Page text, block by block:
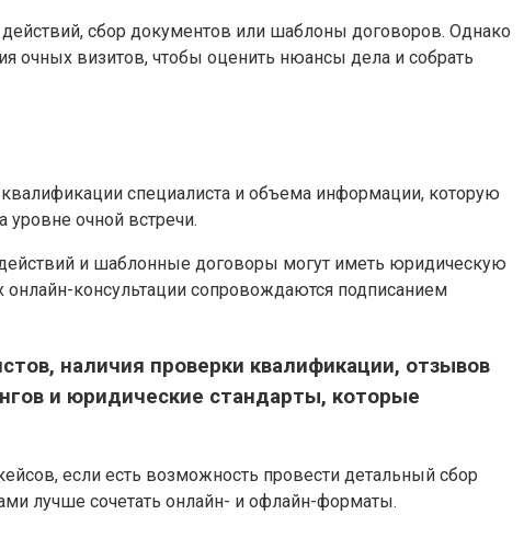
сбор документов или шаблоны договоров. Однако
очных визитов, чтобы оценить нюансы дела и собрать
специалиста и объема информации, которую
очной встречи.
и шаблонные договоры могут иметь юридическую
консультации сопровождаются подписанием
наличия проверки квалификации, отзывов
и юридические стандарты, которые
если есть возможность провести детальный сбор
лучше сочетать онлайн- и офлайн-форматы.